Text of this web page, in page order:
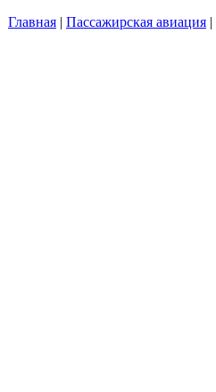
Главная | Пассажирская авиация |